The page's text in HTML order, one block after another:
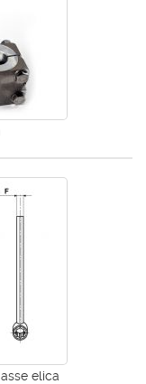
elica